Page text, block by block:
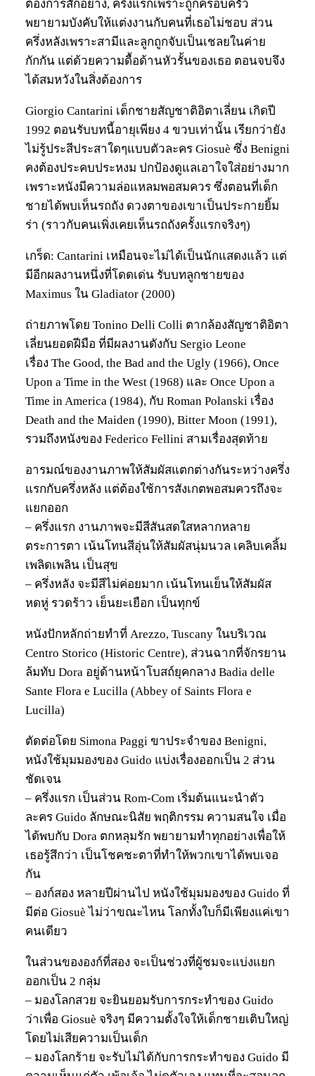
ต้องการสักอย่าง, ครึ่งแรกเพราะถูกครอบครัว
พยายามบังคับให้แต่งงานกับคนที่เธอไม่ชอบ ส่วน
ครึ่งหลังเพราะสามีและลูกถูกจับเป็นเชลยในค่าย
กักกัน แต่ด้วยความดื้อด้านหัวรั้นของเธอ ตอนจบจึง
ได้สมหวังในสิ่งต้องการ
Giorgio Cantarini เด็กชายสัญชาติอิตาเลี่ยน เกิดปี
1992 ตอนรับบทนี้อายุเพียง 4 ขวบเท่านั้น เรียกว่ายัง
ไม่รู้ประสีประสาใดๆแบบตัวละคร Giosuè ซึ่ง Benigni
คงต้องประคบประหงม ปกป้องดูแลเอาใจใส่อย่างมาก
เพราะหนังมีความล่อแหลมพอสมควร ซึ่งตอนที่เด็ก
ชายได้พบเห็นรถถัง ดวงตาของเขาเป็นประกายยิ้ม
ร่า (ราวกับคนเพิ่งเคยเห็นรถถังครั้งแรกจริงๆ)
เกร็ด: Cantarini เหมือนจะไม่ได้เป็นนักแสดงแล้ว แต่
มีอีกผลงานหนึ่งที่โดดเด่น รับบทลูกชายของ
Maximus ใน Gladiator (2000)
ถ่ายภาพโดย Tonino Delli Colli ตากล้องสัญชาติอิตา
เลี่ยนยอดฝีมือ ที่มีผลงานดังกับ Sergio Leone
เรื่อง The Good, the Bad and the Ugly (1966), Once
Upon a Time in the West (1968) และ Once Upon a
Time in America (1984), กับ Roman Polanski เรื่อง
Death and the Maiden (1990), Bitter Moon (1991),
รวมถึงหนังของ Federico Fellini สามเรื่องสุดท้าย
อารมณ์ของงานภาพให้สัมผัสแตกต่างกันระหว่างครึ่ง
แรกกับครึ่งหลัง แต่ต้องใช้การสังเกตพอสมควรถึงจะ
แยกออก
– ครึ่งแรก งานภาพจะมีสีสันสดใสหลากหลาย
ตระการตา เน้นโทนสีอุ่นให้สัมผัสนุ่มนวล เคลิบเคลิ้ม
เพลิดเพลิน เป็นสุข
– ครึ่งหลัง จะมีสีไม่ค่อยมาก เน้นโทนเย็นให้สัมผัส
หดหู่ รวดร้าว เย็นยะเยือก เป็นทุกข์
หนังปักหลักถ่ายทำที่ Arezzo, Tuscany ในบริเวณ
Centro Storico (Historic Centre), ส่วนฉากที่จักรยาน
ล้มทับ Dora อยู่ด้านหน้าโบสถ์ยุคกลาง Badia delle
Sante Flora e Lucilla (Abbey of Saints Flora e
Lucilla)
ตัดต่อโดย Simona Paggi ขาประจำของ Benigni,
หนังใช้มุมมองของ Guido แบ่งเรื่องออกเป็น 2 ส่วน
ชัดเจน
– ครึ่งแรก เป็นส่วน Rom-Com เริ่มต้นแนะนำตัว
ละคร Guido ลักษณะนิสัย พฤติกรรม ความสนใจ เมื่อ
ได้พบกับ Dora ตกหลุมรัก พยายามทำทุกอย่างเพื่อให้
เธอรู้สึกว่า เป็นโชคชะตาที่ทำให้พวกเขาได้พบเจอ
กัน
– องก์สอง หลายปีผ่านไป หนังใช้มุมมองของ Guido ที่
มีต่อ Giosuè ไม่ว่าขณะไหน โลกทั้งใบก็มีเพียงแค่เขา
คนเดียว
ในส่วนขององก์ที่สอง จะเป็นช่วงที่ผู้ชมจะแบ่งแยก
ออกเป็น 2 กลุ่ม
– มองโลกสวย จะยินยอมรับการกระทำของ Guido
ว่าเพื่อ Giosuè จริงๆ มีความตั้งใจให้เด็กชายเติบใหญ่
โดยไม่เสียความเป็นเด็ก
– มองโลกร้าย จะรับไม่ได้กับการกระทำของ Guido มี